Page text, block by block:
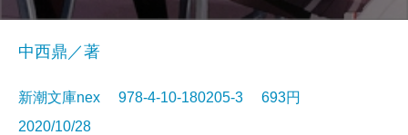
中西鼎／著
新潮文庫nex 978-4-10-180205-3 693円
2020/10/28